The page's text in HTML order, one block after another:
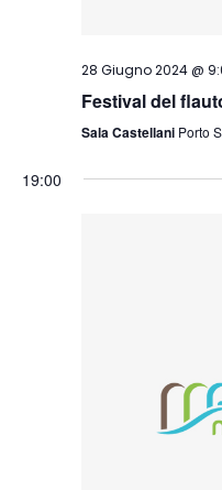
28 Giugno 2024 @
Festival del
Sala Castellani Porto
19:00